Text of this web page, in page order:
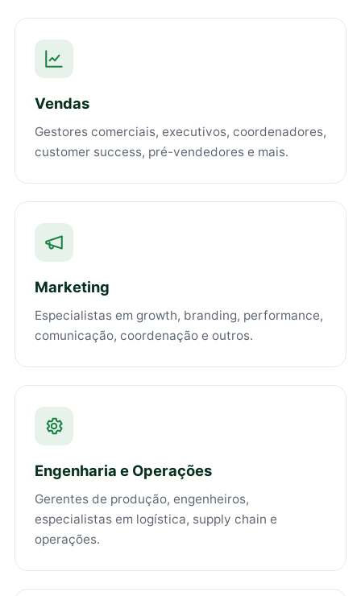
Vendas
Gestores comerciais, executivos, coordenadores,
customer success, pré-vendedores e mais.
Marketing
Especialistas em growth, branding, performance,
comunicação, coordenação e outros.
Engenharia e Operações
Gerentes de produção, engenheiros,
especialistas em logística, supply chain e
operações.